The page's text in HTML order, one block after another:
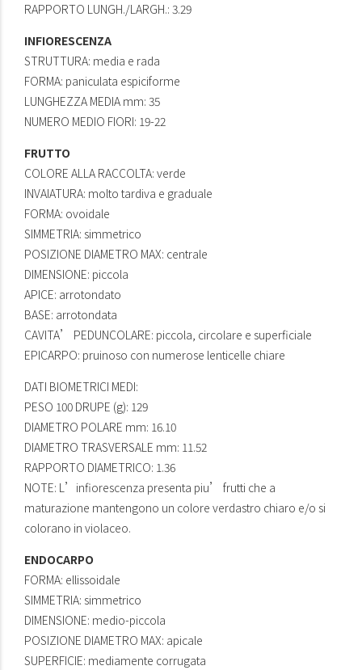
RAPPORTO LUNGH./LARGH.: 3.29
INFIORESCENZA
STRUTTURA: media e rada
FORMA: paniculata espiciforme
LUNGHEZZA MEDIA mm: 35
NUMERO MEDIO FIORI: 19-22
FRUTTO
COLORE ALLA RACCOLTA: verde
INVAIATURA: molto tardiva e graduale
FORMA: ovoidale
SIMMETRIA: simmetrico
POSIZIONE DIAMETRO MAX: centrale
DIMENSIONE: piccola
APICE: arrotondato
BASE: arrotondata
CAVITA’ PEDUNCOLARE: piccola, circolare e superficiale
EPICARPO: pruinoso con numerose lenticelle chiare
DATI BIOMETRICI MEDI:
PESO 100 DRUPE (g): 129
DIAMETRO POLARE mm: 16.10
DIAMETRO TRASVERSALE mm: 11.52
RAPPORTO DIAMETRICO: 1.36
NOTE: L’infiorescenza presenta piu’ frutti che a
maturazione mantengono un colore verdastro chiaro e/o si
colorano in violaceo.
ENDOCARPO
FORMA: ellissoidale
SIMMETRIA: simmetrico
DIMENSIONE: medio-piccola
POSIZIONE DIAMETRO MAX: apicale
SUPERFICIE: mediamente corrugata